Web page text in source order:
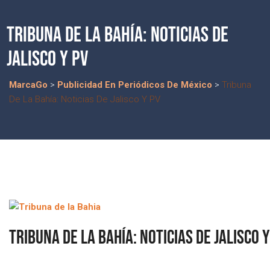
TRIBUNA DE LA BAHÍA: NOTICIAS DE
JALISCO Y PV
MarcaGo > Publicidad En Periódicos De México > Tribuna
De La Bahía: Noticias De Jalisco Y PV
Tribuna de la Bahía: Noticias de Jalisco y